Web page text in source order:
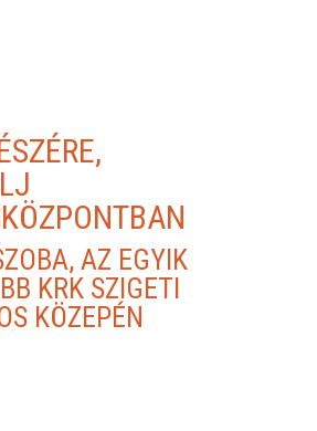
AZ EGYIK
KRK SZIGETI
KÖZEPÉN